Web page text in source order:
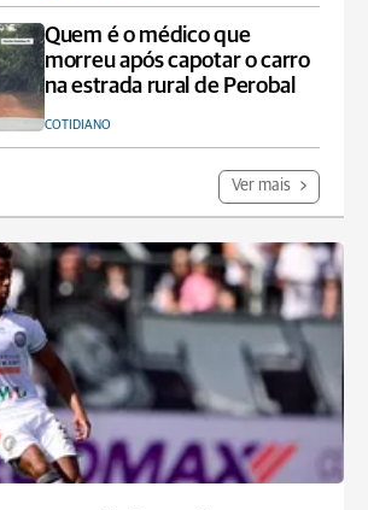
Quem é o médico que
morreu após capotar o carro
na estrada rural de Perobal
COTIDIANO
Ver mais